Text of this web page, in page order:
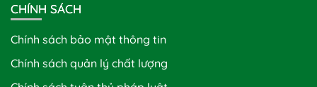
CHÍNH SÁCH
Chính sách bảo mật thông tin
Chính sách quản lý chất lượng